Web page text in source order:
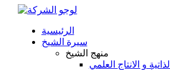
الرئيسية
سيرة الشيخ
منهج الشيخ
و الانتاج العلمي